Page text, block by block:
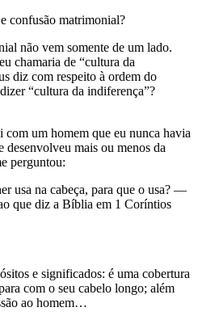
confusão matrimonial?
não vem somente de um lado.
chamaria de “cultura da
diz com respeito à ordem do
“cultura da indiferença”?
com um homem que eu nunca havia
desenvolveu mais ou menos da
perguntou:
usa na cabeça, para que o usa? —
que diz a Bíblia em 1 Coríntios
e significados: é uma cobertura
com o seu cabelo longo; além
ao homem…